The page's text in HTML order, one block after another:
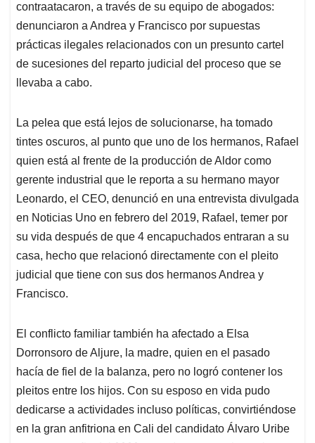
contraatacaron, a través de su equipo de abogados:
denunciaron a Andrea y Francisco por supuestas
prácticas ilegales relacionados con un presunto cartel
de sucesiones del reparto judicial del proceso que se
llevaba a cabo.
La pelea que está lejos de solucionarse, ha tomado
tintes oscuros, al punto que uno de los hermanos, Rafael
quien está al frente de la producción de Aldor como
gerente industrial que le reporta a su hermano mayor
Leonardo, el CEO, denunció en una entrevista divulgada
en Noticias Uno en febrero del 2019, Rafael, temer por
su vida después de que 4 encapuchados entraran a su
casa, hecho que relacionó directamente con el pleito
judicial que tiene con sus dos hermanos Andrea y
Francisco.
El conflicto familiar también ha afectado a Elsa
Dorronsoro de Aljure, la madre, quien en el pasado
hacía de fiel de la balanza, pero no logró contener los
pleitos entre los hijos. Con su esposo en vida pudo
dedicarse a actividades incluso políticas, convirtiéndose
en la gran anfitriona en Cali del candidato Álvaro Uribe